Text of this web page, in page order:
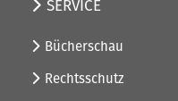
SERVICE
Bücherschau
Rechtsschutz